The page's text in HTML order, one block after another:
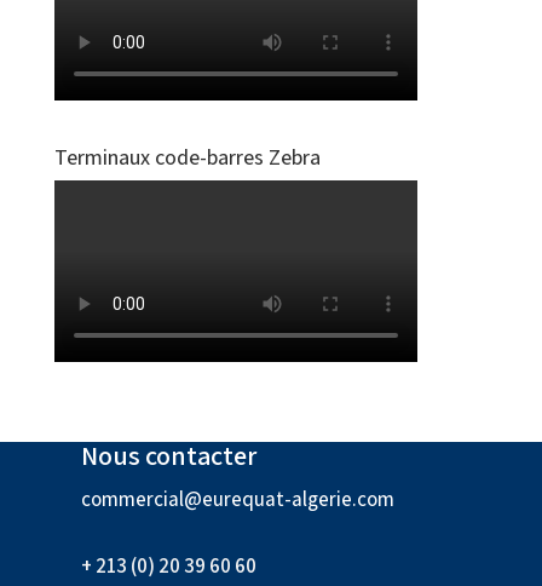
Terminaux code-barres Zebra
Nous contacter
commercial@eurequat-algerie.com
+ 213 (0) 20 39 60 60